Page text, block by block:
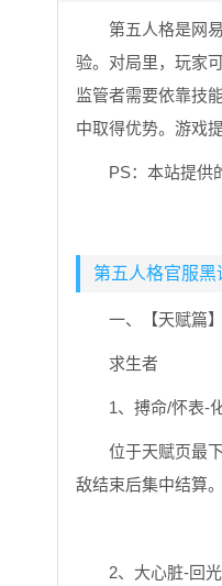
第五人格是网
验。对局里，玩家
监管者需要依靠技
中取得优势。游戏
PS：本站提供
第五人格官服黑
一、【天赋篇】
求生者
1、搏命/怀表-
位于天赋页最
敌结束后集中结算
2、大心脏-回